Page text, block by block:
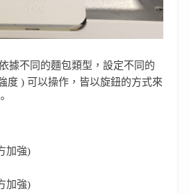
據不同的麵包類型，設定不同的
度 ) 可以操作，皆以旋鈕的方式來
加強)
加強)